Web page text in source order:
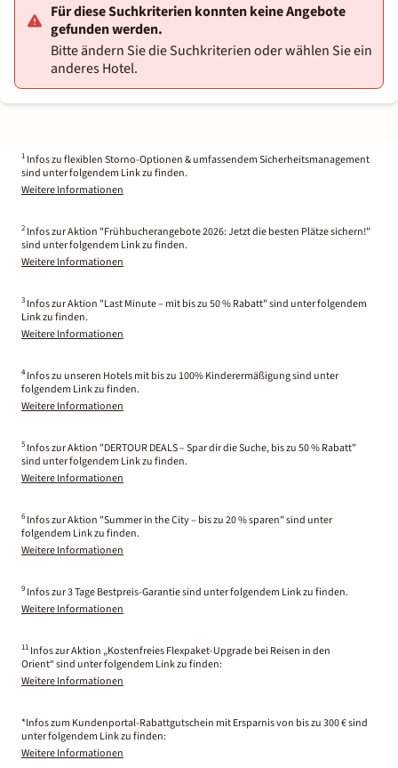
Für diese Suchkriterien konnten keine Angebote
gefunden werden.
Bitte ändern Sie die Suchkriterien oder wählen Sie ein
anderes Hotel.
1 Infos zu flexiblen Storno-Optionen & umfassendem Sicherheitsmanagement
sind unter folgendem Link zu finden.
Weitere Informationen
2 Infos zur Aktion "Frühbucherangebote 2026: Jetzt die besten Plätze sichern!"
sind unter folgendem Link zu finden.
Weitere Informationen
3 Infos zur Aktion "Last Minute – mit bis zu 50 % Rabatt" sind unter folgendem
Link zu finden.
Weitere Informationen
4 Infos zu unseren Hotels mit bis zu 100% Kinderermäßigung sind unter
folgendem Link zu finden.
Weitere Informationen
5 Infos zur Aktion "DERTOUR DEALS – Spar dir die Suche, bis zu 50 % Rabatt"
sind unter folgendem Link zu finden.
Weitere Informationen
6 Infos zur Aktion "Summer in the City – bis zu 20 % sparen" sind unter
folgendem Link zu finden.
Weitere Informationen
9 Infos zur 3 Tage Bestpreis-Garantie sind unter folgendem Link zu finden.
Weitere Informationen
11 Infos zur Aktion „Kostenfreies Flexpaket-Upgrade bei Reisen in den
Orient“ sind unter folgendem Link zu finden:
Weitere Informationen
*Infos zum Kundenportal-Rabattgutschein mit Ersparnis von bis zu 300 € sind
unter folgendem Link zu finden:
Weitere Informationen